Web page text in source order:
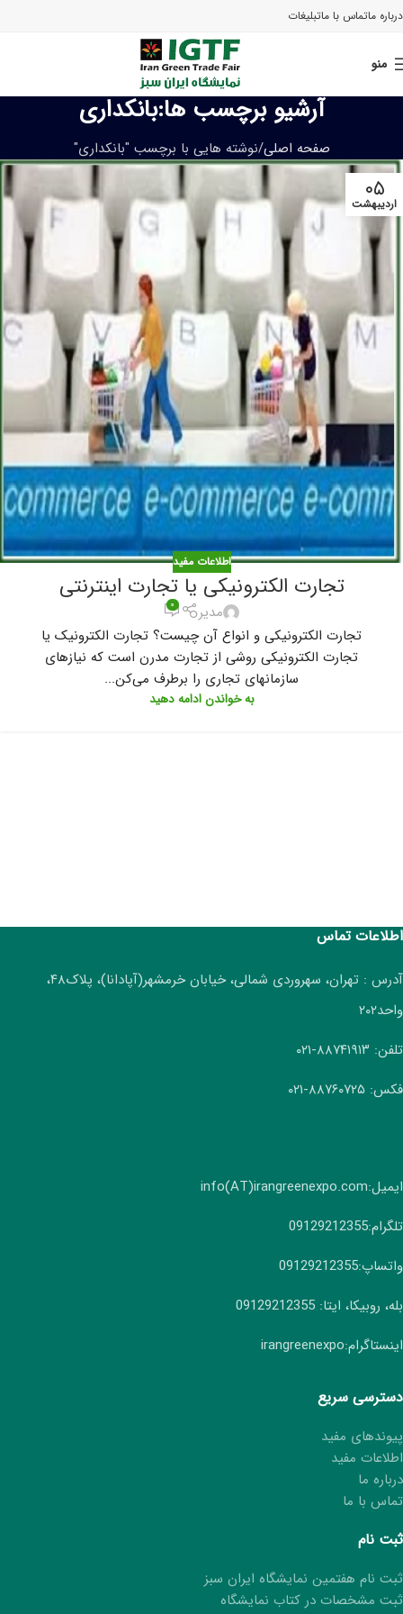
درباره ماتماس با ماتبلیغات
منو
آرشیو برچسب ها:بانکداری
صفحه اصلی نوشته هایی با برچسب "بانکداری"
۰۵
اردیبهشت
اطلاعات مفید
تجارت الکترونیکی یا تجارت اینترنتی
مدیر ۰
تجارت الکترونیکی و انواع آن چیست؟ تجارت الکترونیک یا
تجارت الکترونیکی روشی از تجارت مدرن است که نیازهای
سازمانهای تجاری را برطرف می‌کن...
به خواندن ادامه دهید
اطلاعات تماس
آدرس : تهران، سهروردی شمالی، خیابان خرمشهر(آپادانا)، پلاک۴۸،
واحد۲۰۲
تلفن: ۸۸۷۴۱۹۱۳-۰۲۱
فکس: ۸۸۷۶۰۷۲۵-۰۲۱
ایمیل:info(AT)irangreenexpo.com
تلگرام:09129212355
واتساپ:09129212355
بله، روبیکا، ایتا: 09129212355
اینستاگرام:irangreenexpo
دسترسی سریع
پیوندهای مفید
اطلاعات مفید
درباره ما
تماس با ما
ثبت نام
ثبت نام هفتمین نمایشگاه ایران سبز
ثبت مشخصات در کتاب نمایشگاه